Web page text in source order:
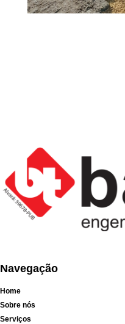
Navegação
Home
Sobre nós
Serviços